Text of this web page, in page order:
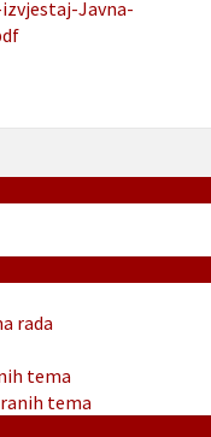
Javna-
rada
tema
tema